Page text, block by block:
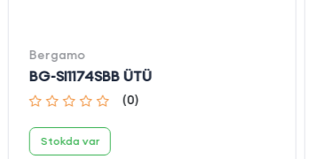
Bergamo
BG-SI1174SBB ÜTÜ
(0)
Stokda var